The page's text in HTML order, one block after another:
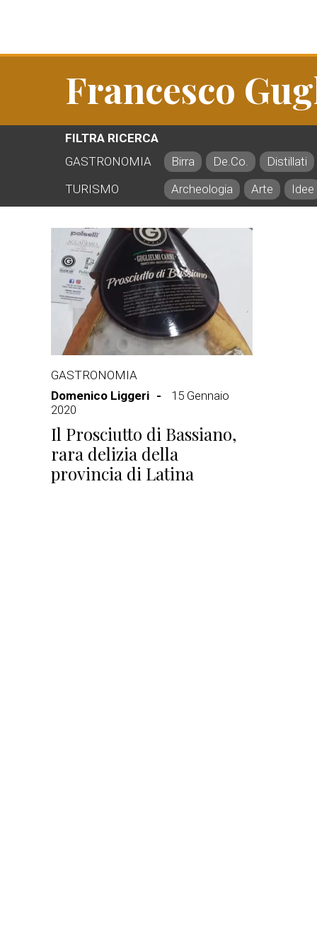
Francesco
FILTRA RICERCA
GASTRONOMIA
Birra De.Co.
Distillati
TURISMO
Archeologia Arte Idee
GASTRONOMIA
Domenico Liggeri
15 Gennaio
2020
Il Prosciutto di Bassiano,
rara delizia della
provincia di Latina